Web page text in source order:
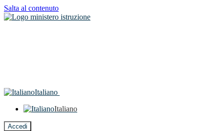
Salta al contenuto
Italiano
Italiano
Accedi